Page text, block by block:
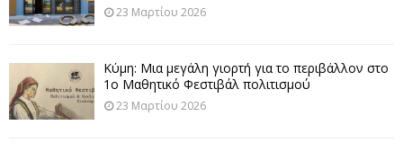
23 Μαρτίου 2026
Κύμη: Μια μεγάλη γιορτή για το περιβάλλον στο
1ο Μαθητικό Φεστιβάλ πολιτισμού
23 Μαρτίου 2026